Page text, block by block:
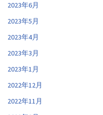
2023年6月
2023年5月
2023年4月
2023年3月
2023年1月
2022年12月
2022年11月